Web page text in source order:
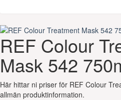
REF Colour
Mask 542
Här hittar ni priser för REF Colour
allmän produktinformation.